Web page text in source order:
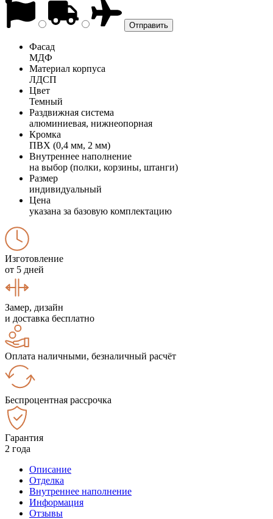
Фасад
МДФ
Материал корпуса
ЛДСП
Цвет
Темный
Раздвижная система
алюминиевая, нижнеопорная
Кромка
ПВХ (0,4 мм, 2 мм)
Внутреннее наполнение
на выбор (полки, корзины, штанги)
Размер
индивидуальный
Цена
указана за базовую комплектацию
Изготовление
от 5 дней
Замер, дизайн
и доставка бесплатно
Оплата наличными, безналичный расчёт
Беспроцентная рассрочка
Гарантия
2 года
Описание
Отделка
Внутреннее наполнение
Информация
Отзывы